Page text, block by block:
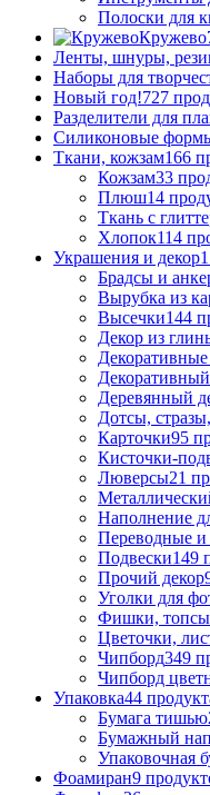
Полоски для
Кружево
Ленты, шнуры,
Наборы для
Новый год!727
Разделители для
Силиконовые
Ткани, кожзам166
Кожзам33
Плюш14
Ткань с
Хлопок114
Украшения и декор
Брадсы и
Вырубка из
Высечки144
Декор из
Деревянный
Дотсы,
Карточки95
Кисточки-
Люверсы21
Наполнение
Переводные и
Подвески149
Прочий декор
Уголки для
Фишки, топсы
Цветочки,
Чипборд349
Чипборд
Упаковка44
Бумага тишью
Бумажный
Упаковочная
Фоамиран9